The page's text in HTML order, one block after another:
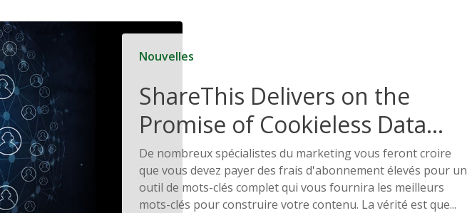
Nouvelles
ShareThis Delivers on the
Promise of Cookieless Data
Solutions
De nombreux spécialistes du marketing vous feront croire
que vous devez payer des frais d'abonnement élevés pour un
outil de mots-clés complet qui vous fournira les meilleurs
mots-clés pour construire votre contenu. La vérité est que...